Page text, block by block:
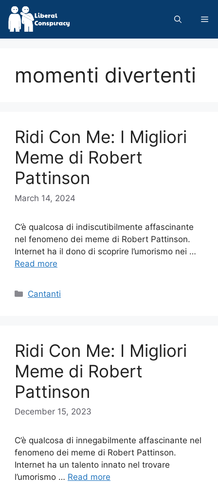
Skip
content
momenti divertenti
Ridi Con Me: I Migliori
Meme di Robert
Pattinson
March 14, 2024
C’è qualcosa di indiscutibilmente affascinante
nel fenomeno dei meme di Robert Pattinson.
Internet ha il dono di scoprire l’umorismo nei …
Read more
Categories
Cantanti
Ridi Con Me: I Migliori
Meme di Robert
Pattinson
December 15, 2023
C’è qualcosa di innegabilmente affascinante nel
fenomeno dei meme di Robert Pattinson.
Internet ha un talento innato nel trovare
l’umorismo … Read more